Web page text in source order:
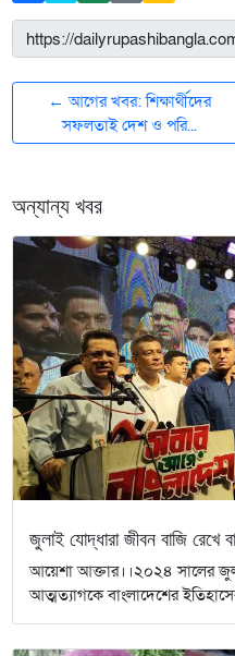
← আগের খবর: শিক্ষার্থীদের
সফলতাই দেশ ও পরি...
অন্যান্য খবর
জুলাই যোদ্ধারা জীবন বাজি রেখে
আয়েশা আক্তার।।২০২৪ সালের
আত্মত্যাগকে বাংলাদেশের